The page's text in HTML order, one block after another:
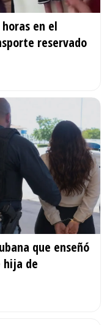
en el
reservado
que enseñó
hija de